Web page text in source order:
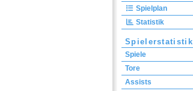
Spielplan
Statistik
Spielerstatistik
Spiele
Tore
Assists